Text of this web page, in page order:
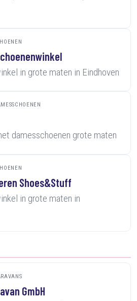
in grote maten in Eindhoven
damesschoenen grote maten
Shoes&Stuff
in grote maten in
GmbH